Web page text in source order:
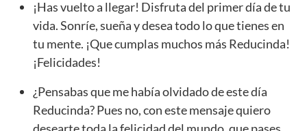
¡Has vuelto a llegar! Disfruta del primer día de tu
vida. Sonríe, sueña y desea todo lo que tienes en
tu mente. ¡Que cumplas muchos más Reducinda!
¡Felicidades!
¿Pensabas que me había olvidado de este día
Reducinda? Pues no, con este mensaje quiero